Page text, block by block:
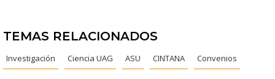
TEMAS RELACIONADOS
Investigación Ciencia UAG ASU CINTANA Convenios